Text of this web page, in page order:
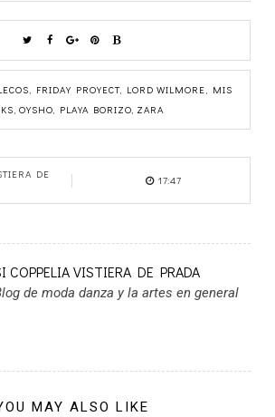
, FRIDAY PROYECT, LORD WILMORE, MIS
, OYSHO, PLAYA BORIZO, ZARA
DE
17:47
COPPELIA VISTIERA DE PRADA
de moda danza y la artes en general
MAY ALSO LIKE